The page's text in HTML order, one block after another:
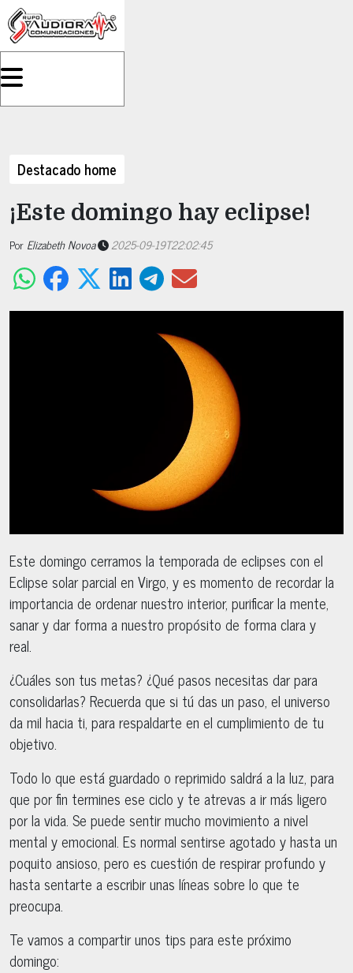
Destacado home
¡Este domingo hay eclipse!
Por Elizabeth Novoa 2025-09-19T22:02:45
Este domingo cerramos la temporada de eclipses con el
Eclipse solar parcial en Virgo, y es momento de recordar la
importancia de ordenar nuestro interior, purificar la mente,
sanar y dar forma a nuestro propósito de forma clara y
real.
¿Cuáles son tus metas? ¿Qué pasos necesitas dar para
consolidarlas? Recuerda que si tú das un paso, el universo
da mil hacia ti, para respaldarte en el cumplimiento de tu
objetivo.
Todo lo que está guardado o reprimido saldrá a la luz, para
que por fin termines ese ciclo y te atrevas a ir más ligero
por la vida. Se puede sentir mucho movimiento a nivel
mental y emocional. Es normal sentirse agotado y hasta un
poquito ansioso, pero es cuestión de respirar profundo y
hasta sentarte a escribir unas líneas sobre lo que te
preocupa.
Te vamos a compartir unos tips para este próximo
domingo: